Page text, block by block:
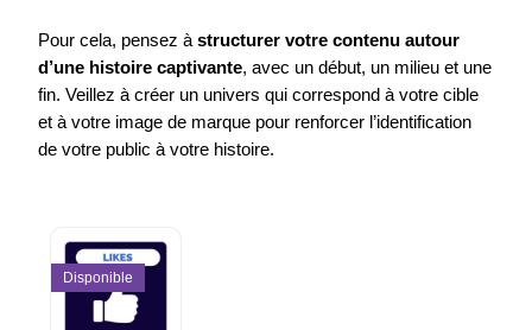
Pour cela, pensez àstructurer votre contenu autour
d’une histoire captivante, avec un début, un milieu et une
fin. Veillez à créer un univers qui correspond à votre cible
et à votre image de marque pour renforcer l’identification
de votre public à votre histoire.
Disponible